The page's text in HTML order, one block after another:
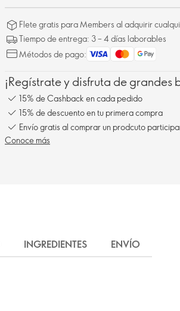
Flete gratis para Members al adquirir
Tiempo de entrega: 3 – 4 días laborables
Métodos de pago:
¡Regístrate y disfruta de grandes
15% de Cashback en cada pedido
15% de descuento en tu primera compra
Envío gratis al comprar un prodcuto
Conoce más
INGREDIENTES ENVÍO